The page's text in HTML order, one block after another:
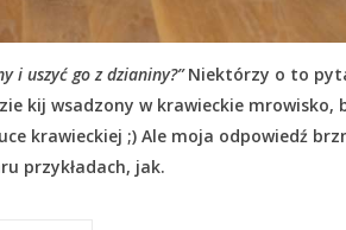
i uszyć go z dzianiny?”Niektórzy o to
kij wsadzony w krawieckie mrowisko,
krawieckiej ;) Ale moja odpowiedź
przykładach, jak.